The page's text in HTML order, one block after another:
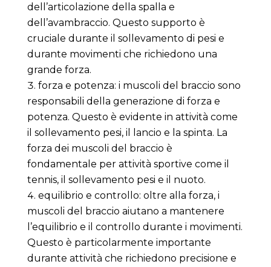
dell’articolazione della spalla e
dell’avambraccio. Questo supporto è
cruciale durante il sollevamento di pesi e
durante movimenti che richiedono una
grande forza.
forza e potenza: i muscoli del braccio sono
responsabili della generazione di forza e
potenza. Questo è evidente in attività come
il sollevamento pesi, il lancio e la spinta. La
forza dei muscoli del braccio è
fondamentale per attività sportive come il
tennis, il sollevamento pesi e il nuoto.
equilibrio e controllo: oltre alla forza, i
muscoli del braccio aiutano a mantenere
l’equilibrio e il controllo durante i movimenti.
Questo è particolarmente importante
durante attività che richiedono precisione e